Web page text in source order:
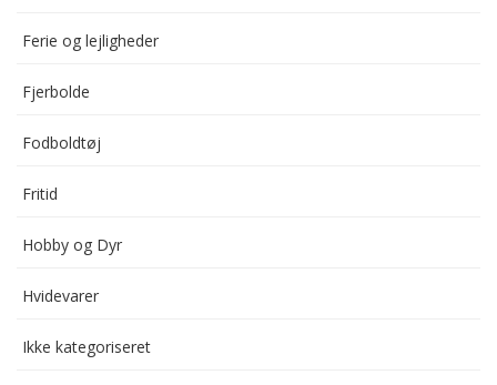
Ferie og lejligheder
Fjerbolde
Fodboldtøj
Fritid
Hobby og Dyr
Hvidevarer
Ikke kategoriseret